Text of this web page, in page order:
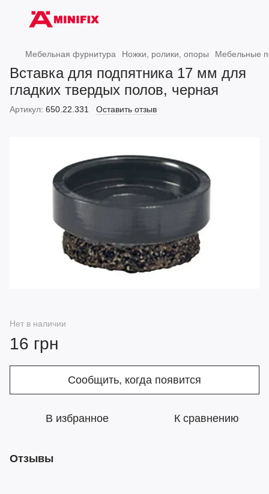
Мебельная фурнитура Ножки, ролики, опоры Мебельные
Вставка для подпятника 17 мм для
гладких твердых полов, черная
Артикул: 650.22.331 Оставить отзыв
Нет в наличии
16 грн
Сообщить, когда появится
В избранное К сравнению
Отзывы